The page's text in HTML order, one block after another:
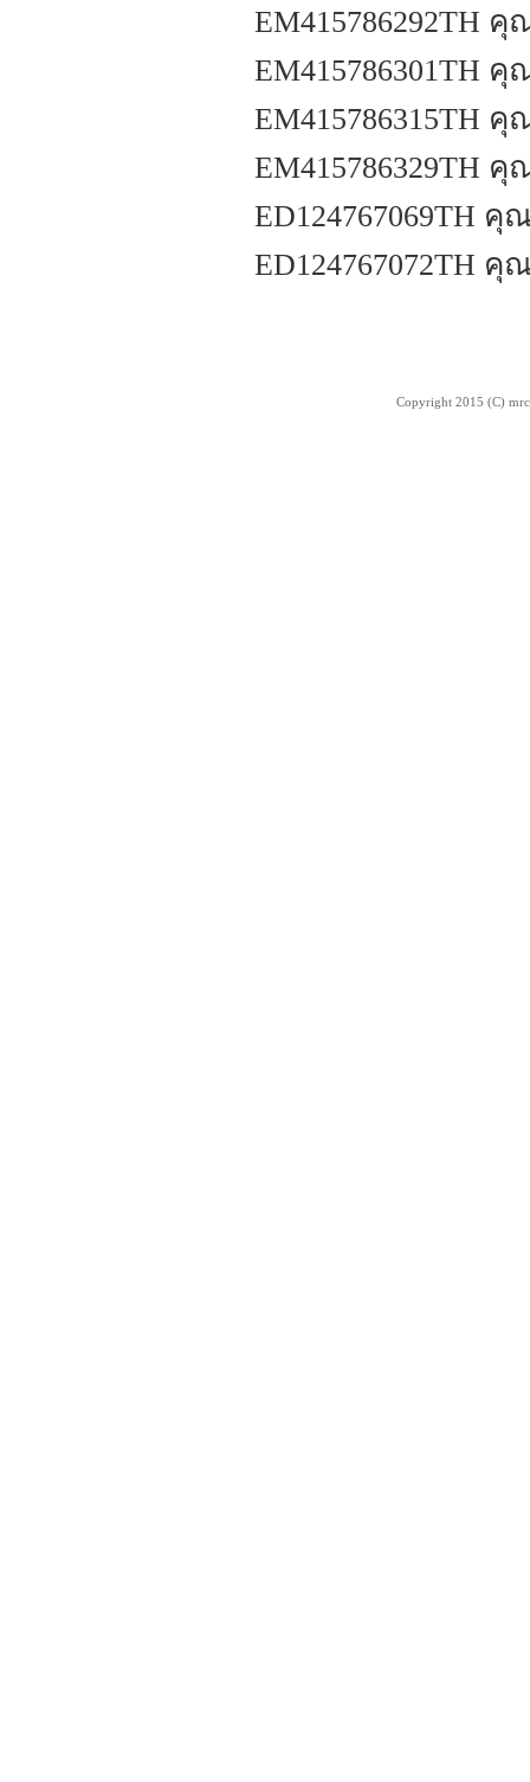
EM415786292TH
EM415786301TH
EM415786315TH
EM415786329TH
ED124767069TH
ED124767072TH
Copyright 2015 (C)